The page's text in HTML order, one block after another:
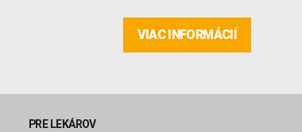
VIAC INFORMÁCIÍ
PRE LEKÁROV